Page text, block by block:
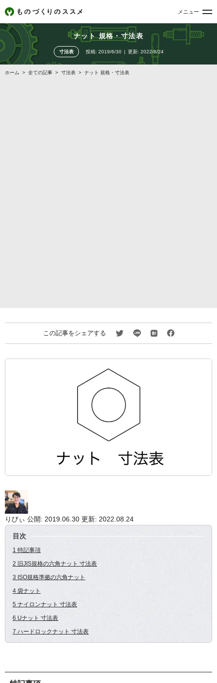
メニュー
ナット 規格・寸法表
寸法表 投稿: 2019/6/30 更新: 2022/8/24
ホーム > 全ての記事 > 寸法表 > ナット 規格・寸法表
この記事をシェアする
りびぃ 公開: 2019.06.30 更新: 2022.08.24
目次
1 特記事項
2 旧JIS規格の六角ナット 寸法表
3 ISO規格準拠の六角ナット
4 袋ナット
5 ナイロンナット 寸法表
6 Uナット 寸法表
7 ハードロックナット 寸法表